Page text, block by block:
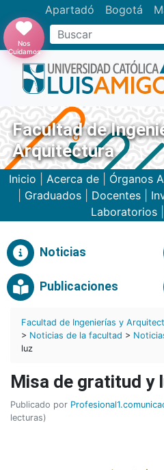
Apartadó Bogotá
Buscar
Nos
Cuidamos
Facultad de
Arquitectura
Inicio Acerca de| Órganos
Graduados Docentes
Laboratorios
Noticias
Publicaciones
Facultad de Ingenierías y
> Noticias de la facultad >
luz
Misa de gratitud y
Publicado por
lecturas)